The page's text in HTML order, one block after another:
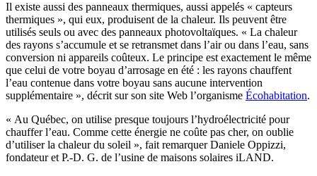
Il existe aussi des panneaux thermiques, aussi appelés « capteurs
thermiques », qui eux, produisent de la chaleur. Ils peuvent être
utilisés seuls ou avec des panneaux photovoltaïques. « La chaleur
des rayons s’accumule et se retransmet dans l’air ou dans l’eau, sans
conversion ni appareils coûteux. Le principe est exactement le même
que celui de votre boyau d’arrosage en été : les rayons chauffent
l’eau contenue dans votre boyau sans aucune intervention
supplémentaire », décrit sur son site Web l’organisme Écohabitation.
« Au Québec, on utilise presque toujours l’hydroélectricité pour
chauffer l’eau. Comme cette énergie ne coûte pas cher, on oublie
d’utiliser la chaleur du soleil », fait remarquer Daniele Oppizzi,
fondateur et P.-D. G. de l’usine de maisons solaires iLAND.